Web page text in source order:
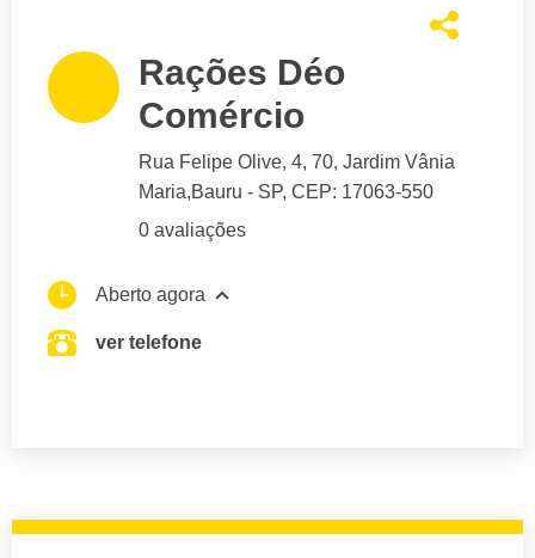
Rações Déo
Comércio
Rua Felipe Olive, 4, 70, Jardim Vânia
Maria,Bauru - SP, CEP: 17063-550
0 avaliações
Aberto agora
ver telefone